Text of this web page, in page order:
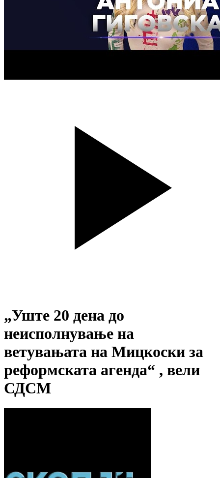
„Уште 20 дена до
неисполнување на
ветувањата на Мицкоски за
реформската агенда“ , вели
СДСМ